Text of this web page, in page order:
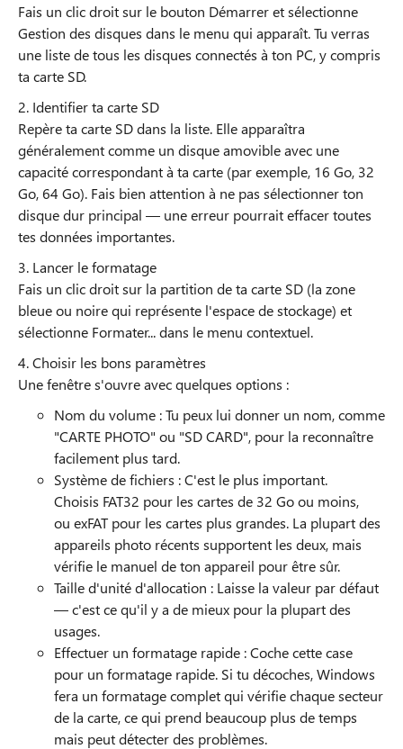
Fais un clic droit sur le bouton Démarrer et sélectionne
Gestion des disques dans le menu qui apparaît. Tu verras
une liste de tous les disques connectés à ton PC, y compris
ta carte SD.
2. Identifier ta carte SD
Repère ta carte SD dans la liste. Elle apparaîtra
généralement comme un disque amovible avec une
capacité correspondant à ta carte (par exemple, 16 Go, 32
Go, 64 Go). Fais bien attention à ne pas sélectionner ton
disque dur principal — une erreur pourrait effacer toutes
tes données importantes.
3. Lancer le formatage
Fais un clic droit sur la partition de ta carte SD (la zone
bleue ou noire qui représente l'espace de stockage) et
sélectionne Formater... dans le menu contextuel.
4. Choisir les bons paramètres
Une fenêtre s'ouvre avec quelques options :
Nom du volume : Tu peux lui donner un nom, comme
"CARTE PHOTO" ou "SD CARD", pour la reconnaître
facilement plus tard.
Système de fichiers : C'est le plus important.
Choisis FAT32 pour les cartes de 32 Go ou moins,
ou exFAT pour les cartes plus grandes. La plupart des
appareils photo récents supportent les deux, mais
vérifie le manuel de ton appareil pour être sûr.
Taille d'unité d'allocation : Laisse la valeur par défaut
— c'est ce qu'il y a de mieux pour la plupart des
usages.
Effectuer un formatage rapide : Coche cette case
pour un formatage rapide. Si tu décoches, Windows
fera un formatage complet qui vérifie chaque secteur
de la carte, ce qui prend beaucoup plus de temps
mais peut détecter des problèmes.